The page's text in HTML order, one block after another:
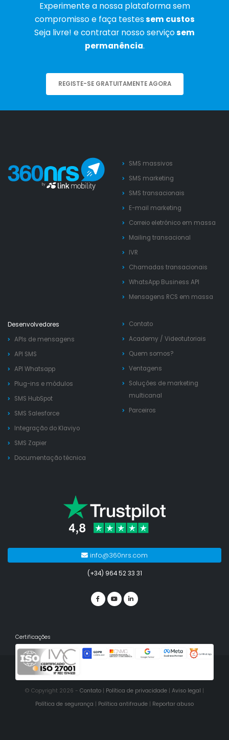
Experimente a nossa plataforma sem
compromisso e faça testessem custos
Seja livre! e contratar nosso serviçosem
permanência.
REGISTE-SE GRATUITAMENTE AGORA
SMS massivos
SMS marketing
SMS transacionais
E-mail marketing
Correio eletrónico em massa
Mailing transacional
IVR
Chamadas transacionais
WhatsApp Business API
Mensagens RCS em massa
Desenvolvedores
APIs de mensagens
API SMS
API Whatsapp
Plug-ins e módulos
SMS HubSpot
SMS Salesforce
Integração do Klaviyo
SMS Zapier
Documentação técnica
Contato
Academy / Videotutoriais
Quem somos?
Ventagens
Soluções de marketing
multicanal
Parceiros
info@360nrs.com
(+34) 964 52 33 31
Certificações
© Copyright 2026 - Contato | Política de privacidade | Aviso legal |
Política de segurança | Política antifraude | Reportar abuso